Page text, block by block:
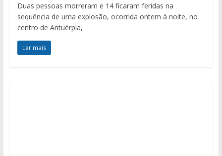
Duas pessoas morreram e 14 ficaram feridas na
sequência de uma explosão, ocorrida ontem à noite, no
centro de Antuérpia,
Ler mais